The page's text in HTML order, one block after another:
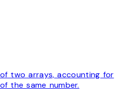
two arrays, accounting for
the same number.